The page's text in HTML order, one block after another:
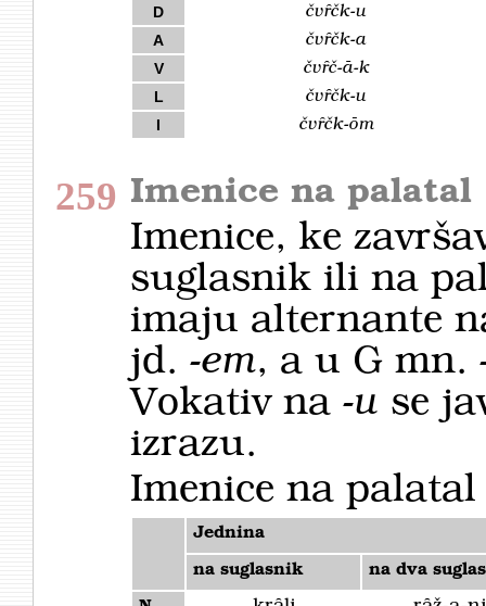
D čvȓčk-u
A čvȓčk-a
V čvȓč-ā-k
L čvȓčk-u
I čvȓčk-ōm
259 Imenice na palatal
Imenice, ke
suglasnik ili na
imaju alternante
jd. -em, a u G mn.
Vokativ na -u se
izrazu.
Imenice na palatal
Jednina
na suglasnik
na dva